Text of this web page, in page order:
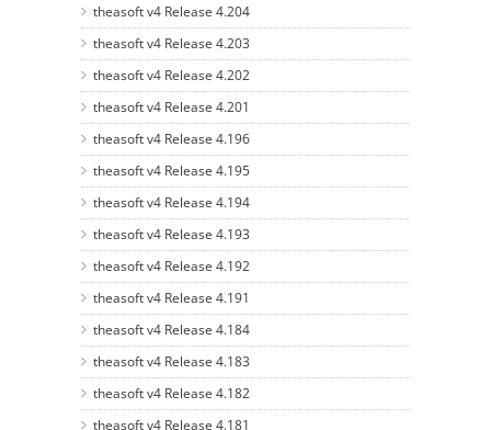
theasoft v4 Release 4.204
theasoft v4 Release 4.203
theasoft v4 Release 4.202
theasoft v4 Release 4.201
theasoft v4 Release 4.196
theasoft v4 Release 4.195
theasoft v4 Release 4.194
theasoft v4 Release 4.193
theasoft v4 Release 4.192
theasoft v4 Release 4.191
theasoft v4 Release 4.184
theasoft v4 Release 4.183
theasoft v4 Release 4.182
theasoft v4 Release 4.181